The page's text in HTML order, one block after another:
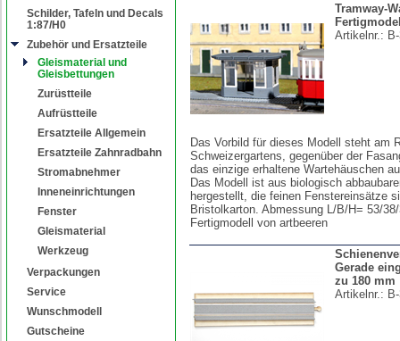
Schilder, Tafeln und Decals
1:87/H0
Zubehör und Ersatzteile
Gleismaterial und
Gleisbettungen
Zurüstteile
Aufrüstteile
Ersatzteile Allgemein
Ersatzteile Zahnradbahn
Stromabnehmer
Inneneinrichtungen
Fenster
Gleismaterial
Werkzeug
Verpackungen
Service
Wunschmodell
Gutscheine
Tramway-
Artikelnr.:
Das Vorbild für dieses Modell steht am
Schweizergartens, gegenüber der
das einzige erhaltene Wartehäuschen
Das Modell ist aus biologisch
hergestellt, die feinen Fenstereinsätze
Bristolkarton. Abmessung L/B/H= 53/
Fertigmodell von artbeeren
Gerade
zu 180 mm
Artikelnr.: